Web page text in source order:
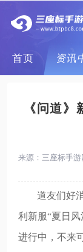
首页 资讯
《问道
来源：三座标手游
道友们好
利新服“夏日
进行中，不来